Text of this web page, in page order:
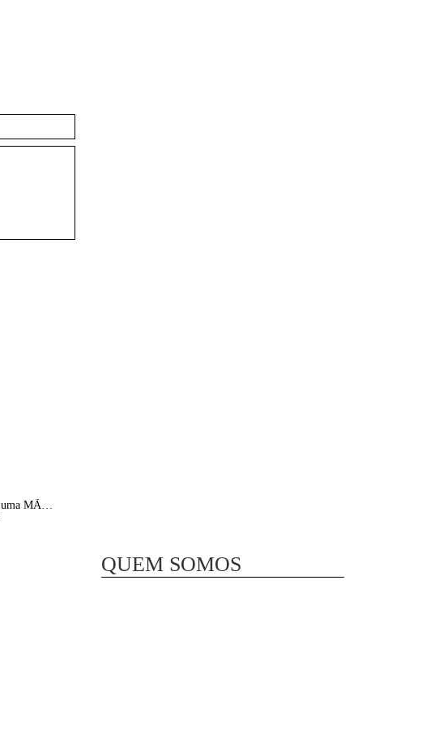
CrÃ³nicas de uma MÃ£e Divorciada | Viver num Meio Pequeno
QUEM SOMOS